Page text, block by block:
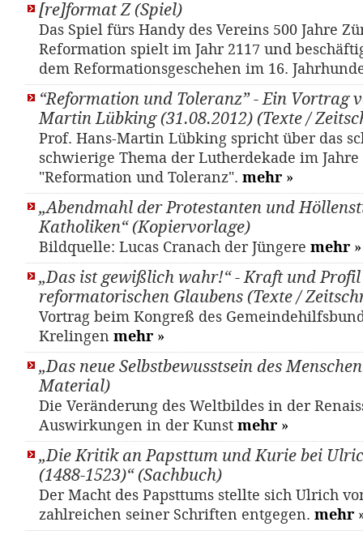
[re]format Z (Spiel)
Das Spiel fürs Handy des Vereins 500 Jahre
Reformation spielt im Jahr 2117 und
dem Reformationsgeschehen im 16.
“Reformation und Toleranz” - Ein Vortrag
Martin Lübking (31.08.2012) (Texte /
Prof. Hans-Martin Lübking spricht über das
schwierige Thema der Lutherdekade im Jahre
"Reformation und Toleranz". mehr »
„Abendmahl der Protestanten und
Katholiken“ (Kopiervorlage)
Bildquelle: Lucas Cranach der Jüngere mehr »
„Das ist gewißlich wahr!“ - Kraft und Profil
reformatorischen Glaubens (Texte /
Vortrag beim Kongreß des
Krelingen mehr »
„Das neue Selbstbewusstsein des
Material)
Die Veränderung des Weltbildes in der
Auswirkungen in der Kunst mehr »
„Die Kritik an Papsttum und Kurie bei
(1488-1523)“ (Sachbuch)
Der Macht des Papsttums stellte sich Ulrich
zahlreichen seiner Schriften entgegen. mehr